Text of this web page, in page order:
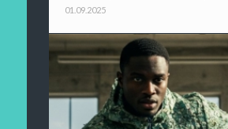
01.09.2025